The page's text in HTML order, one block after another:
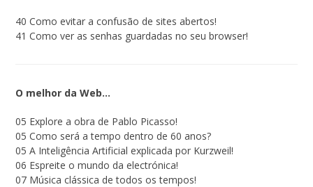
40 Como evitar a confusão de sites abertos!
41 Como ver as senhas guardadas no seu browser!
O melhor da Web…
05 Explore a obra de Pablo Picasso!
05 Como será a tempo dentro de 60 anos?
05 A Inteligência Artificial explicada por Kurzweil!
06 Espreite o mundo da electrónica!
07 Música clássica de todos os tempos!